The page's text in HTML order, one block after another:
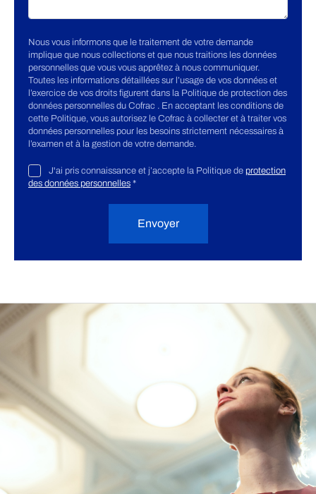
Nous vous informons que le traitement de votre demande
implique que nous collections et que nous traitions les données
personnelles que vous vous apprêtez à nous communiquer.
Toutes les informations détaillées sur l’usage de vos données et
l’exercice de vos droits figurent dans la Politique de protection des
données personnelles du Cofrac . En acceptant les conditions de
cette Politique, vous autorisez le Cofrac à collecter et à traiter vos
données personnelles pour les besoins strictement nécessaires à
l’examen et à la gestion de votre demande.
J'ai pris connaissance et j’accepte la Politique de protection
des données personnelles *
Envoyer